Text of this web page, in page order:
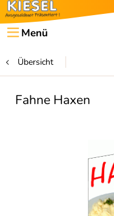
Menü
Übersicht
Fahne Haxen